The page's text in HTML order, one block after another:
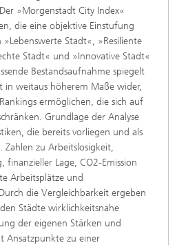
»Morgenstadt City Index«
die eine objektive Einstufung
Stadt«, »Resiliente
Stadt« und »Innovative Stadt«
Bestandsaufnahme spiegelt
in weitaus höherem Maße wider,
ermöglichen, die sich auf
Grundlage der Analyse
die bereits vorliegen und als
Zahlen zu Arbeitslosigkeit,
finanzieller Lage, CO2-Emission
Arbeitsplätze und
die Vergleichbarkeit ergeben
Städte wirklichkeitsnahe
der eigenen Stärken und
Ansatzpunkte zu einer